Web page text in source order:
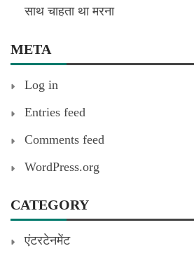
साथ चाहता था मरना
META
Log in
Entries feed
Comments feed
WordPress.org
CATEGORY
एंटरटेनमेंट